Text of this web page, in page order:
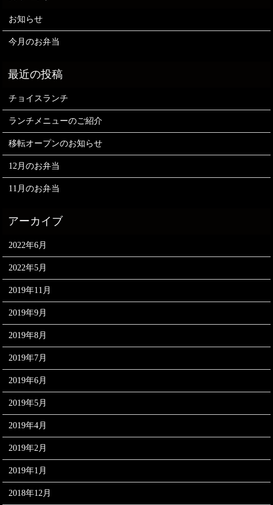
お知らせ
今月のお弁当
チョイスランチ
ランチメニューのご紹介
移転オープンのお知らせ
12月のお弁当
11月のお弁当
2022年6月
2022年5月
2019年11月
2019年9月
2019年8月
2019年7月
2019年6月
2019年5月
2019年4月
2019年2月
2019年1月
2018年12月